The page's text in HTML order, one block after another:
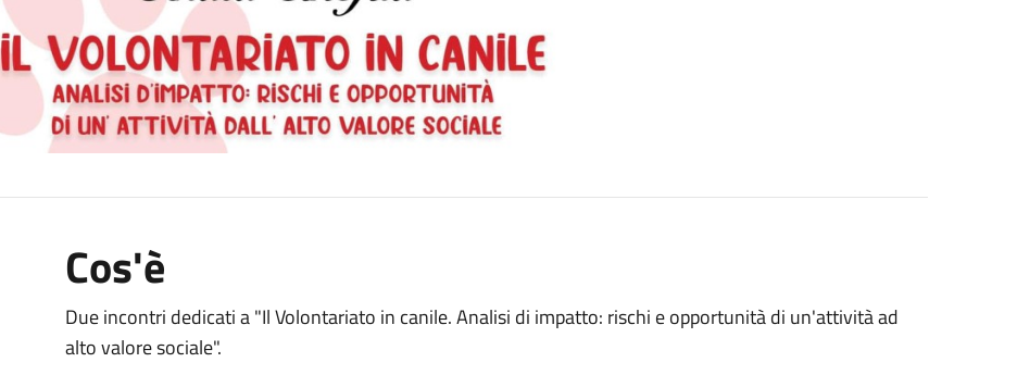
Cos'è
Due incontri dedicati a "Il Volontariato in canile. Analisi di impatto: rischi e opportunità di un'attività ad
alto valore sociale".